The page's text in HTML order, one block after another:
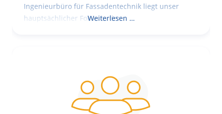
Ingenieurbüro für Fassadentechnik liegt unser
hauptsächlicher Fokus in der
Weiterlesen …